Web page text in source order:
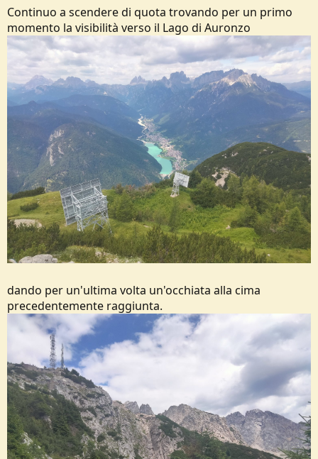
Continuo a scendere di quota trovando per un primo
momento la visibilità verso il Lago di Auronzo
dando per un'ultima volta un'occhiata alla cima
precedentemente raggiunta.